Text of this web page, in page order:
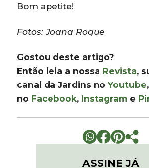
Bom apetite!
Fotos: Joana Roque
Gostou deste artigo?
Então leia a nossa Revista,
canal da Jardins noYoutube
no Facebook, Instagram e
ASSINE JÁ